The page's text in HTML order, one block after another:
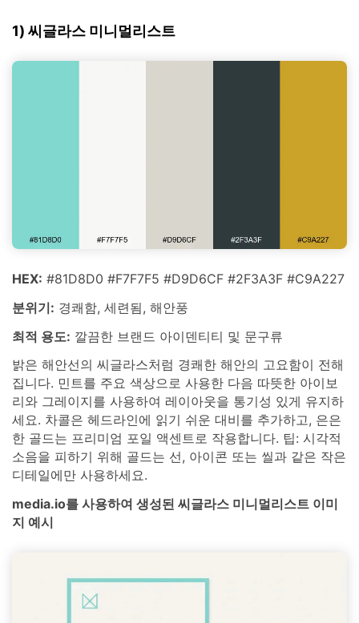
1) 씨글라스 미니멀리스트
HEX: #81D8D0 #F7F7F5 #D9D6CF #2F3A3F #C9A227
분위기: 경쾌함, 세련됨, 해안풍
최적 용도: 깔끔한 브랜드 아이덴티티 및 문구류
밝은 해안선의 씨글라스처럼 경쾌한 해안의 고요함이 전해
집니다. 민트를 주요 색상으로 사용한 다음 따뜻한 아이보
리와 그레이지를 사용하여 레이아웃을 통기성 있게 유지하
세요. 차콜은 헤드라인에 읽기 쉬운 대비를 추가하고, 은은
한 골드는 프리미엄 포일 액센트로 작용합니다. 팁: 시각적
소음을 피하기 위해 골드는 선, 아이콘 또는 씰과 같은 작은
디테일에만 사용하세요.
media.io를 사용하여 생성된 씨글라스 미니멀리스트 이미
지 예시